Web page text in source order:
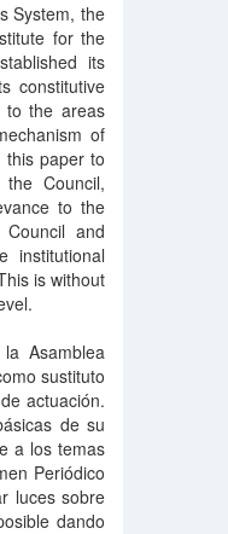
System, the
for the
its
constitutive
to the areas
of
this paper to
Council,
to the
and
institutional
is without
Asamblea
sustituto
actuación.
de su
a los temas
Periódico
luces sobre
dando